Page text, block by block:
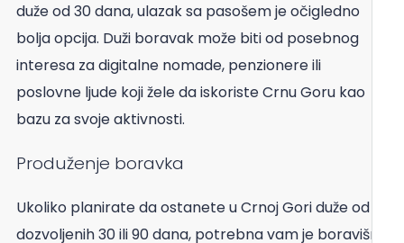
duže od 30 dana, ulazak sa pasošem je očigledno
bolja opcija. Duži boravak može biti od posebnog
interesa za digitalne nomade, penzionere ili
poslovne ljude koji žele da iskoriste Crnu Goru kao
bazu za svoje aktivnosti.
Produženje boravka
Ukoliko planirate da ostanete u Crnoj Gori duže od
dozvoljenih 30 ili 90 dana, potrebna vam je boravišna